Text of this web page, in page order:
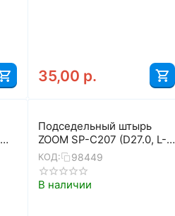
35,00 р.
Подседельный штырь
ZOOM SP-C207 (D27.0, L-
400, чёрный)
КОД: 98449
В наличии